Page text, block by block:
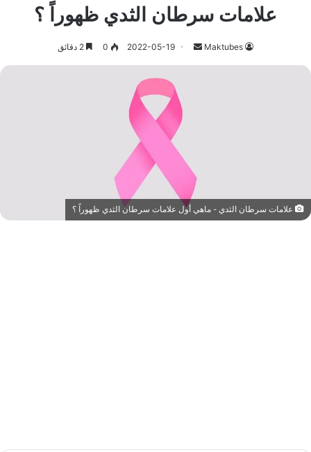
علامات سرطان الثدي ظهوراً ؟
Maktubes
أرسل
إلكترونيا
2022-05-19
0
علامات سرطان الثدي - ماهي أول علامات سرطان الثدي ظهوراً ؟